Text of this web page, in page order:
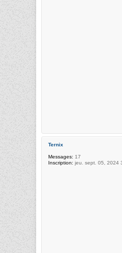
Ternix
Messages: 17
Inscription: jeu. sept. 05, 2024